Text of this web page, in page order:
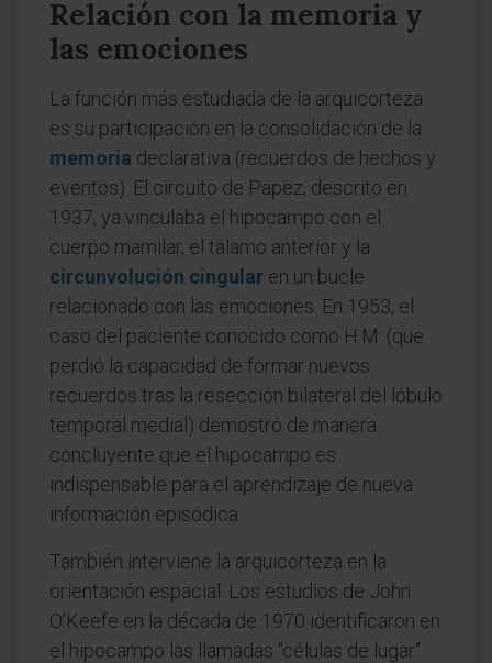
Relación con la memoria y
las emociones
La función más estudiada de la arquicorteza
es su participación en la consolidación de la
memoria declarativa (recuerdos de hechos y
eventos). El circuito de Papez, descrito en
1937, ya vinculaba el hipocampo con el
cuerpo mamilar, el tálamo anterior y la
circunvolución cingular en un bucle
relacionado con las emociones. En 1953, el
caso del paciente conocido como H.M. (que
perdió la capacidad de formar nuevos
recuerdos tras la resección bilateral del lóbulo
temporal medial) demostró de manera
concluyente que el hipocampo es
indispensable para el aprendizaje de nueva
información episódica.
También interviene la arquicorteza en la
orientación espacial. Los estudios de John
O'Keefe en la década de 1970 identificaron en
el hipocampo las llamadas "células de lugar"